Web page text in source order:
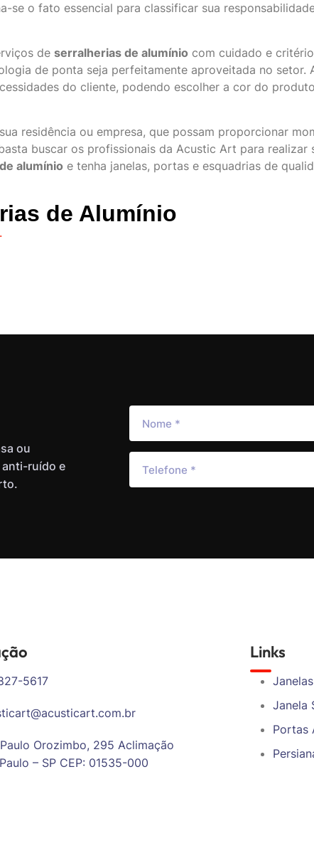
se o fato essencial para classificar sua
de serralherias de alumínio com cuidado e
de ponta seja perfeitamente aproveitada no setor.
do cliente, podendo escolher a cor do
residência ou empresa, que possam proporcionar
buscar os profissionais da Acustic Art para realizar
alumínio e tenha janelas, portas e esquadrias de
de Alumínio
ou
ruído e
5617
Orozimbo, 295 Aclimação
– SP CEP: 01535-000
Links
Janela
Portas